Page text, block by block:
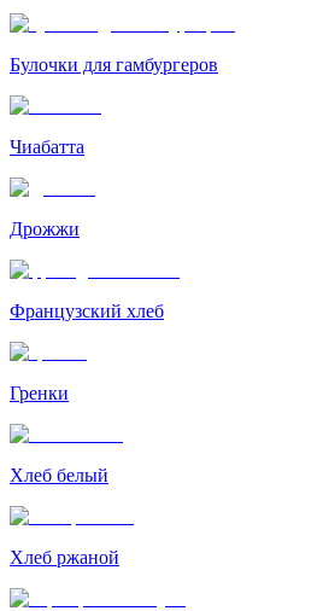
Булочки для гамбургеров
Чиабатта
Дрожжи
Французский хлеб
Гренки
Хлеб белый
Хлеб ржаной